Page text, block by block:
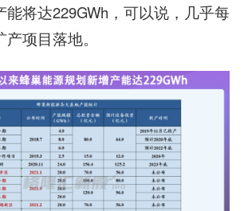
将达229GWh，可以说，几乎每
项目落地。